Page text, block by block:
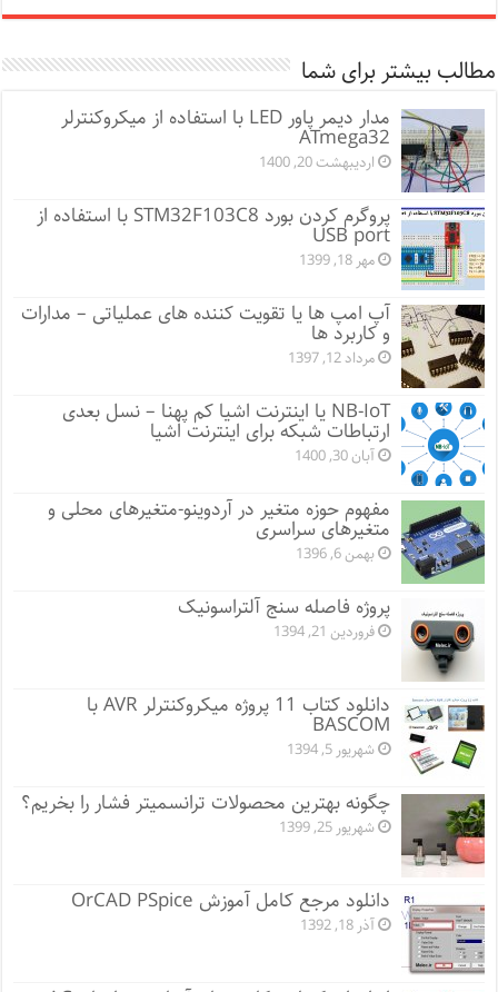
مطالب بیشتر برای شما
مدار دیمر پاور LED با استفاده از میکروکنترلر
ATmega32
اردیبهشت 20, 1400
پروگرم کردن بورد STM32F103C8 با استفاده از
USB port
مهر 18, 1399
آپ امپ ها یا تقویت کننده های عملیاتی – مدارات
و کاربرد ها
مرداد 12, 1397
NB-IoT یا اینترنت اشیا کم پهنا – نسل بعدی
ارتباطات شبکه برای اینترنت اشیا
آبان 30, 1400
مفهوم حوزه متغیر در آردوینو-متغیرهای محلی و
متغیرهای سراسری
بهمن 6, 1396
پروژه فاصله سنج آلتراسونیک
فروردین 21, 1394
دانلود کتاب 11 پروژه میکروکنترلر AVR با
BASCOM
شهریور 5, 1394
چگونه بهترین محصولات ترانسمیتر فشار را بخریم؟
شهریور 25, 1399
دانلود مرجع کامل آموزش OrCAD PSpice
آذر 18, 1392